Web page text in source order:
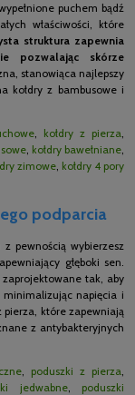
puchem bądź
właściwości, które
struktura zapewnia
pozwalając skórze
stanowiąca najlepszy
kołdry z bambusowe i
, kołdry z pierza,
, kołdry bawełniane,
zimowe, kołdry 4 pory
podparcia
pewnością wybierzesz
głęboki sen.
tak, aby
minimalizując napięcia i
które zapewniają
z antybakteryjnych
poduszki z pierza
jedwabne, poduszki